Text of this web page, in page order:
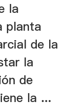
la
planta
de la
la
de
la ...